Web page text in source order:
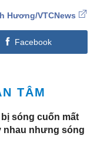
Hương/VTCNews
Facebook
TÂM
sóng cuốn mất
nhau nhưng sóng